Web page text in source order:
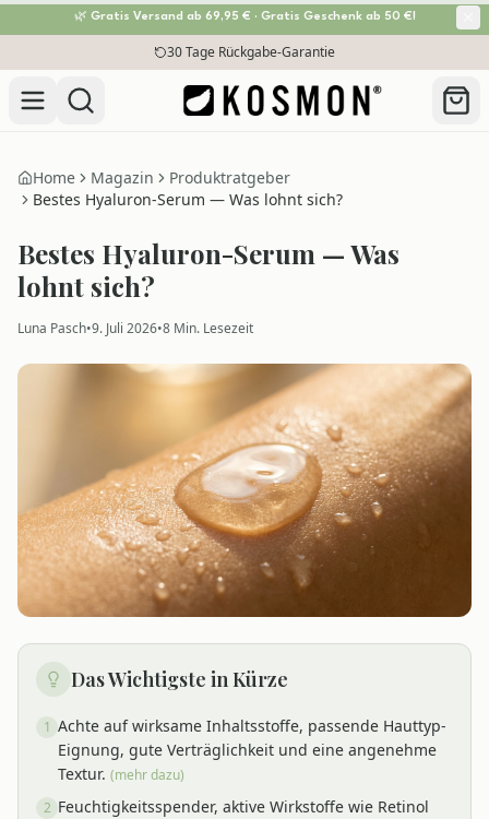
🌿 Gratis Versand ab 69,95 € · Gratis Geschenk ab 50 €!
Zum Inhalt springen30 Tage Rückgabe-Garantie
Home Magazin
Produktratgeber
Bestes Hyaluron-Serum — Was lohnt sich?
Bestes Hyaluron-Serum — Was
lohnt sich?
Luna Pasch•9. Juli 2026•8 Min. Lesezeit
Das Wichtigste in Kürze
1 Achte auf wirksame Inhaltsstoffe, passende Hauttyp-
Eignung, gute Verträglichkeit und eine angenehme
Textur. (mehr dazu)
2 Feuchtigkeitsspender, aktive Wirkstoffe wie Retinol